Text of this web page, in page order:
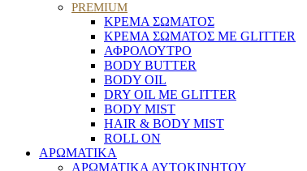
PREMIUM
ΚΡΕΜΑ ΣΩΜΑΤΟΣ
ΚΡΕΜΑ ΣΩΜΑΤΟΣ ΜΕ GLITTER
ΑΦΡΟΛΟΥΤΡΟ
BODY BUTTER
BODY OIL
DRY OIL ΜΕ GLITTER
BODY MIST
HAIR & BODY MIST
ROLL ON
ΑΡΩΜΑΤΙΚΑ
ΑΡΩΜΑΤΙΚΑ ΑΥΤΟΚΙΝΗΤΟΥ